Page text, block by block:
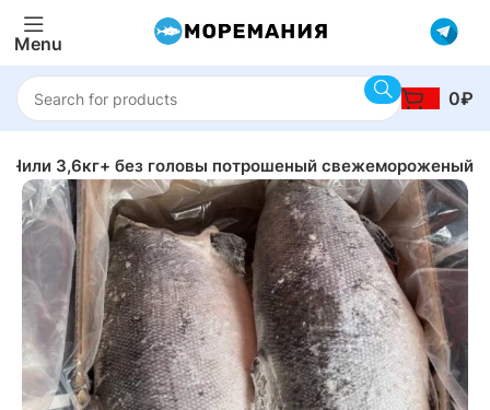
Menu
0₽
Чили 3,6кг+ без головы потрошеный свежемороженый